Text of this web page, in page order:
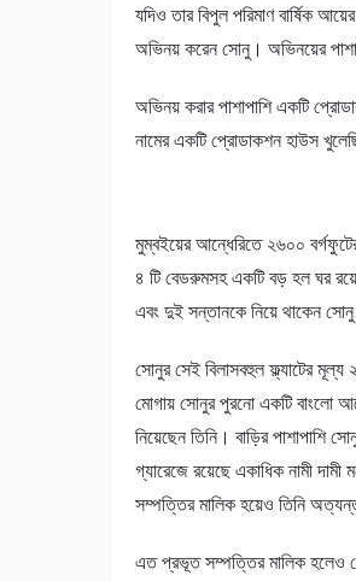
যদিও তার বিপুল পরিমাণ বার্ষিক
অভিনয় করেন সোনু। অভিনয়ের
অভিনয় করার পাশাপাশি একটি
নামের একটি প্রোডাকশন হাউস
মুম্বইয়ের আন্ধেরিতে ২৬০০
৪ টি বেডরুমসহ একটি বড় হল ঘর
এবং দুই সন্তানকে নিয়ে থাকেন
সোনুর সেই বিলাসবহুল ফ্ল্যাটের
মোগায় সোনুর পুরনো একটি বাংলো
নিয়েছেন তিনি। বাড়ির পাশাপাশি
গ্যারেজে রয়েছে একাধিক নামী
সম্পত্তির মালিক হয়েও তিনি
এত প্রভূত সম্পত্তির মালিক হলেও